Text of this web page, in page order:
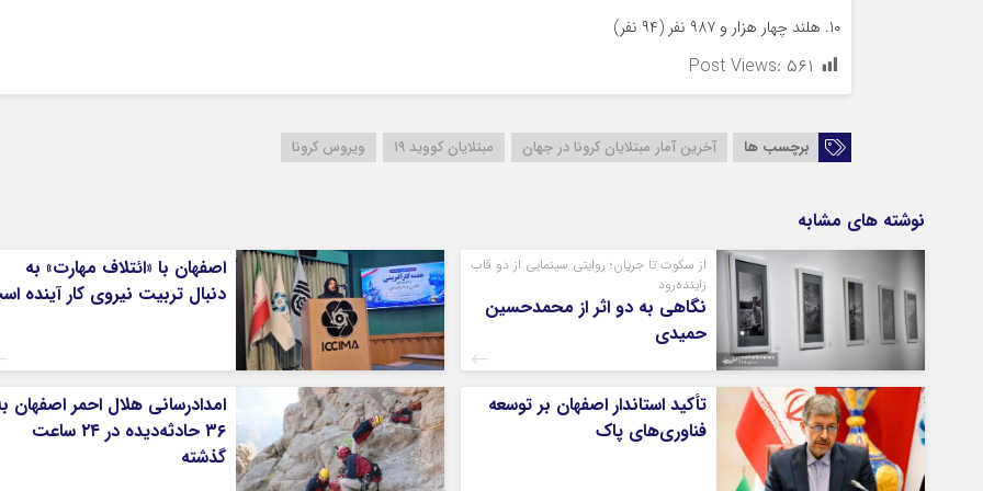
۱۰. هلند چهار هزار و ۹۸۷ نفر (۹۴ نفر)
Post Views: ۵۶۱
برچسب ها آخرین آمار مبتلایان کرونا در جهان مبتلایان کووید ۱۹ ویروس کرونا
نوشته های مشابه
از سکوت تا جریان؛ روایتی سینمایی از دو قاب
زاینده‌رود
نگاهی به دو اثر از محمدحسین
حمیدی
اصفهان با «ائتلاف مهارت» به
دنبال تربیت نیروی کار آینده
تأکید استاندار اصفهان بر توسعه
فناوری‌های پاک
امدادرسانی هلال احمر اصفهان
۳۶ حادثه‌دیده در ۲۴ ساعت
گذشته